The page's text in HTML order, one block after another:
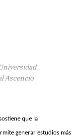
Ascencio
que la
generar estudios más